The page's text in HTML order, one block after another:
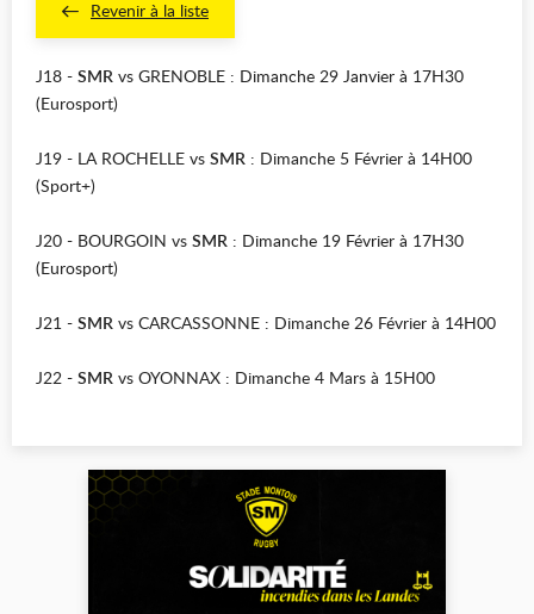
Revenir à la liste
J18 - SMR vs GRENOBLE : Dimanche 29 Janvier à 17H30
(Eurosport)
J19 - LA ROCHELLE vs SMR : Dimanche 5 Février à 14H00
(Sport+)
J20 - BOURGOIN vs SMR : Dimanche 19 Février à 17H30
(Eurosport)
J21 - SMR vs CARCASSONNE : Dimanche 26 Février à 14H00
J22 - SMR vs OYONNAX : Dimanche 4 Mars à 15H00